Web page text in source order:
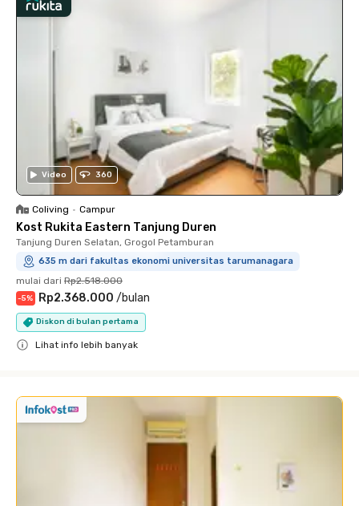
Video 360
Coliving • Campur
Kost Rukita Eastern Tanjung Duren
Tanjung Duren Selatan, Grogol Petamburan
635 m dari fakultas ekonomi universitas tarumanagara
mulai dari Rp2.518.000
-5% Rp2.368.000 /bulan
Diskon di bulan pertama
Lihat info lebih banyak